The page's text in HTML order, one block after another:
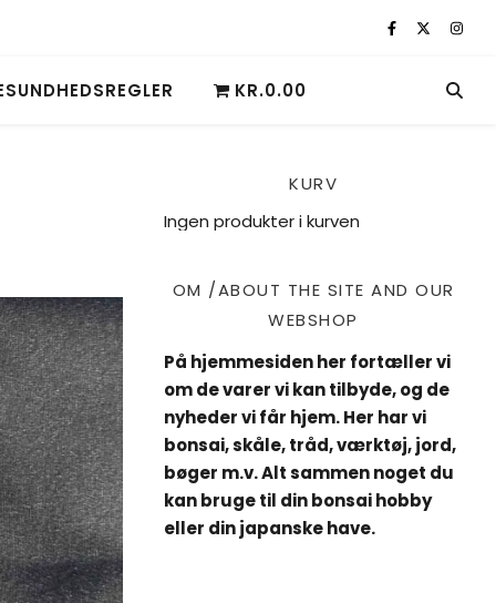
KR.0.00
KURV
Ingen produkter i kurven
OM /ABOUT THE SITE AND OUR
WEBSHOP
På hjemmesiden her fortæller vi
om de varer vi kan tilbyde, og de
nyheder vi får hjem. Her har vi
bonsai, skåle, tråd, værktøj, jord,
bøger m.v. Alt sammen noget du
kan bruge til din bonsai hobby
eller din japanske have.